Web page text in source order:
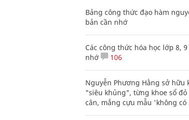
Bảng công thức đạo hàm
bản cần nhớ
Các công thức hóa học lớp 8,
nhớ
106
Nguyễn Phương Hằng sở hữu
"siêu khủng", từng khoe sổ
cân, mắng cựu mẫu 'không